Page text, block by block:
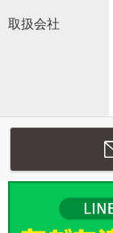
取扱会社